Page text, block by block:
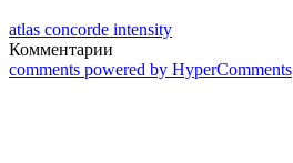
atlas concorde intensity
Комментарии
comments powered by HyperComments